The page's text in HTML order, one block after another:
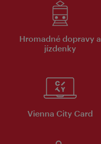
Hromadné dopravy a
jízdenky
Vienna City Card